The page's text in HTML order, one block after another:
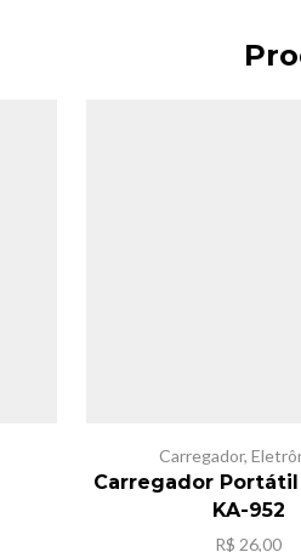
Carregador,
Carregador
KA-952
R$ 26,00